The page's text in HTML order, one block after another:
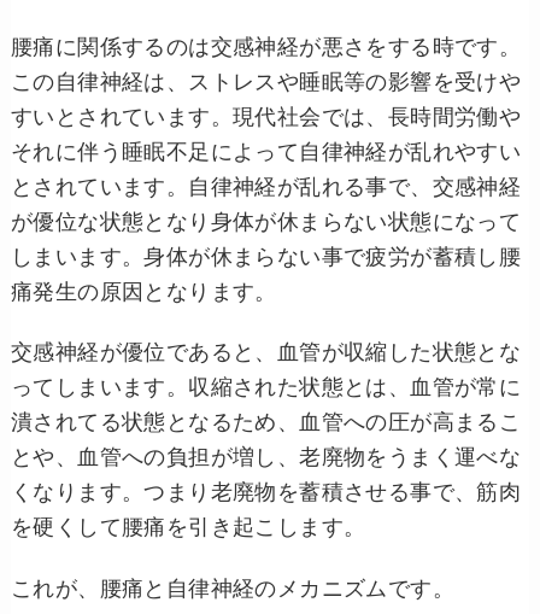
腰痛に関係するのは交感神経が悪さをする時です。
この自律神経は、ストレスや睡眠等の影響を受けや
すいとされています。現代社会では、長時間労働や
それに伴う睡眠不足によって自律神経が乱れやすい
とされています。自律神経が乱れる事で、交感神経
が優位な状態となり身体が休まらない状態になって
しまいます。身体が休まらない事で疲労が蓄積し腰
痛発生の原因となります。
交感神経が優位であると、血管が収縮した状態とな
ってしまいます。収縮された状態とは、血管が常に
潰されてる状態となるため、血管への圧が高まるこ
とや、血管への負担が増し、老廃物をうまく運べな
くなります。つまり老廃物を蓄積させる事で、筋肉
を硬くして腰痛を引き起こします。
これが、腰痛と自律神経のメカニズムです。